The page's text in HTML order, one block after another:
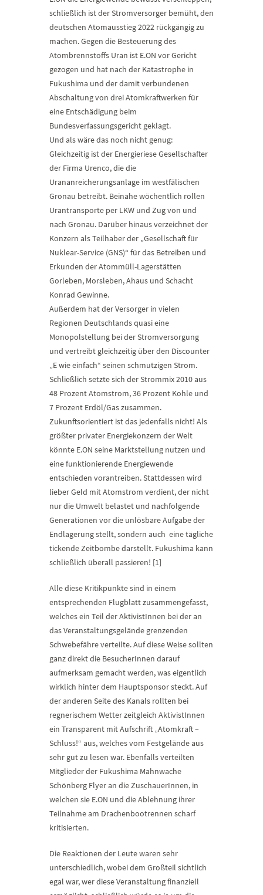
schließlich ist der Stromversorger bemüht, den
deutschen Atomausstieg 2022 rückgängig zu
machen. Gegen die Besteuerung des
Atombrennstoffs Uran ist E.ON vor Gericht
gezogen und hat nach der Katastrophe in
Fukushima und der damit verbundenen
Abschaltung von drei Atomkraftwerken für
eine Entschädigung beim
Bundesverfassungsgericht geklagt.
Und als wäre das noch nicht genug:
Gleichzeitig ist der Energieriese Gesellschafter
der Firma Urenco, die die
Urananreicherungsanlage im westfälischen
Gronau betreibt. Beinahe wöchentlich rollen
Urantransporte per LKW und Zug von und
nach Gronau. Darüber hinaus verzeichnet der
Konzern als Teilhaber der „Gesellschaft für
Nuklear-Service (GNS)“ für das Betreiben und
Erkunden der Atommüll-Lagerstätten
Gorleben, Morsleben, Ahaus und Schacht
Konrad Gewinne.
Außerdem hat der Versorger in vielen
Regionen Deutschlands quasi eine
Monopolstellung bei der Stromversorgung
und vertreibt gleichzeitig über den Discounter
„E wie einfach“ seinen schmutzigen Strom.
Schließlich setzte sich der Strommix 2010 aus
48 Prozent Atomstrom, 36 Prozent Kohle und
7 Prozent Erdöl/Gas zusammen.
Zukunftsorientiert ist das jedenfalls nicht! Als
größter privater Energiekonzern der Welt
könnte E.ON seine Marktstellung nutzen und
eine funktionierende Energiewende
entschieden vorantreiben. Stattdessen wird
lieber Geld mit Atomstrom verdient, der nicht
nur die Umwelt belastet und nachfolgende
Generationen vor die unlösbare Aufgabe der
Endlagerung stellt, sondern auch eine tägliche
tickende Zeitbombe darstellt. Fukushima kann
schließlich überall passieren! [1]
Alle diese Kritikpunkte sind in einem
entsprechenden Flugblatt zusammengefasst,
welches ein Teil der AktivistInnen bei der an
das Veranstaltungsgelände grenzenden
Schwebefähre verteilte. Auf diese Weise sollten
ganz direkt die BesucherInnen darauf
aufmerksam gemacht werden, was eigentlich
wirklich hinter dem Hauptsponsor steckt. Auf
der anderen Seite des Kanals rollten bei
regnerischem Wetter zeitgleich AktivistInnen
ein Transparent mit Aufschrift „Atomkraft –
Schluss!“ aus, welches vom Festgelände aus
sehr gut zu lesen war. Ebenfalls verteilten
Mitglieder der Fukushima Mahnwache
Schönberg Flyer an die ZuschauerInnen, in
welchen sie E.ON und die Ablehnung ihrer
Teilnahme am Drachenbootrennen scharf
kritisierten.
Die Reaktionen der Leute waren sehr
unterschiedlich, wobei dem Großteil sichtlich
egal war, wer diese Veranstaltung finanziell